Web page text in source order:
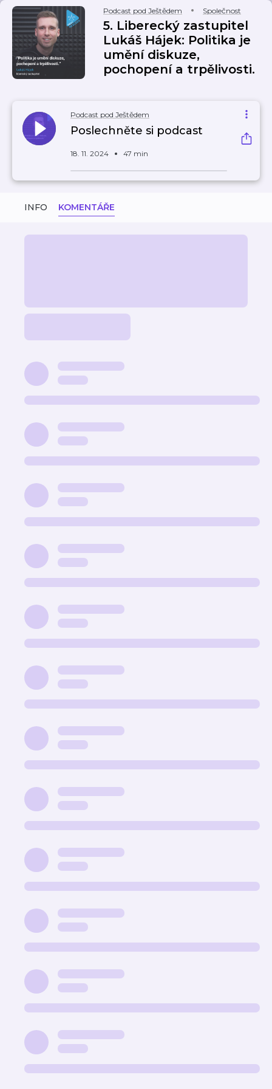
Podcast pod Ještědem Společnost
5. Liberecký zastupitel
Lukáš Hájek: Politika je
umění diskuze,
pochopení a trpělivosti.
Podcast pod Ještědem
Poslechněte si podcast
18. 11. 2024 47 min
INFO KOMENTÁŘE